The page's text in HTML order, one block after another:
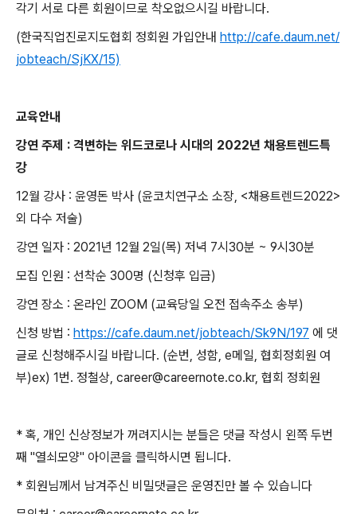
각기 서로 다른 회원이므로 착오없으시길 바랍니다.
(한국직업진로지도협회 정회원 가입안내 http://cafe.daum.net/
jobteach/SjKX/15)
교육안내
강연 주제 : 격변하는 위드코로나 시대의 2022년 채용트렌드특
강
12월 강사 : 윤영돈 박사 (윤코치연구소 소장, <채용트렌드2022>
외 다수 저술)
강연 일자 : 2021년 12월 2일(목) 저녁 7시30분 ~ 9시30분
모집 인원 : 선착순 300명 (신청후 입금)
강연 장소 : 온라인 ZOOM (교육당일 오전 접속주소 송부)
신청 방법 : https://cafe.daum.net/jobteach/Sk9N/197 에 댓
글로 신청해주시길 바랍니다. (순번, 성함, e메일, 협회정회원 여
부)ex) 1번. 정철상, career@careernote.co.kr, 협회 정회원
* 혹, 개인 신상정보가 꺼려지시는 분들은 댓글 작성시 왼쪽 두번
째 "열쇠모양" 아이콘을 클릭하시면 됩니다.
* 회원님께서 남겨주신 비밀댓글은 운영진만 볼 수 있습니다